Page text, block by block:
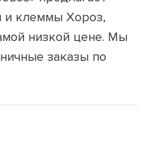
и клеммы Хороз,
низкой цене. Мы
заказы по